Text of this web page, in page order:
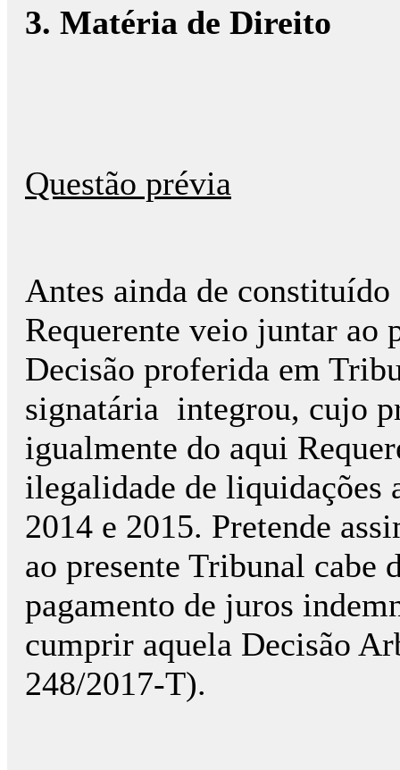
3. Matéria de Direito
Questão prévia
Antes ainda de
Requerente veio juntar ao
Decisão proferida em
signatária integrou, cujo
igualmente do aqui
ilegalidade de liquidações
2014 e 2015. Pretende
ao presente Tribunal cabe
pagamento de juros
cumprir aquela Decisão
248/2017-T).